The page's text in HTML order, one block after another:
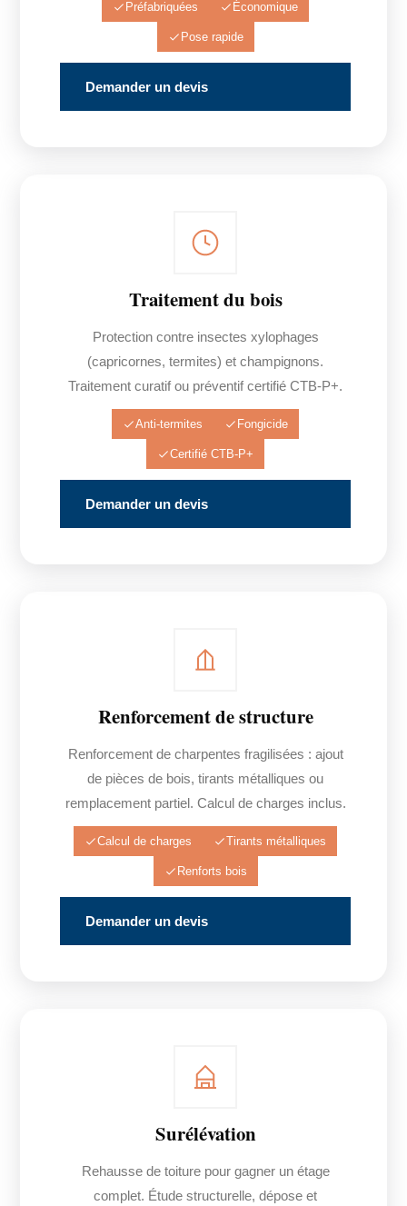
Préfabriquées Économique
Pose rapide
Demander un devis
Traitement du bois
Protection contre insectes xylophages
(capricornes, termites) et champignons.
Traitement curatif ou préventif certifié CTB-P+.
Anti-termites Fongicide
Certifié CTB-P+
Demander un devis
Renforcement de structure
Renforcement de charpentes fragilisées : ajout
de pièces de bois, tirants métalliques ou
remplacement partiel. Calcul de charges inclus.
Calcul de charges Tirants métalliques
Renforts bois
Demander un devis
Surélévation
Rehausse de toiture pour gagner un étage
complet. Étude structurelle, dépose et